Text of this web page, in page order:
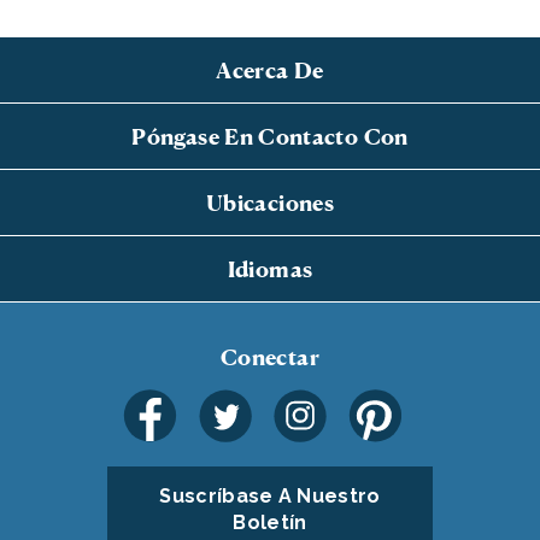
Acerca De
Póngase En Contacto Con
Ubicaciones
Idiomas
Conectar
Suscríbase A Nuestro
Boletín